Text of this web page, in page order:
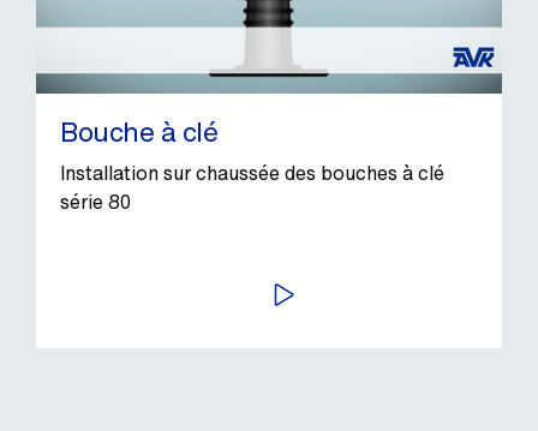
Bouche à clé
Installation sur chaussée des bouches à clé
série 80
LIRE